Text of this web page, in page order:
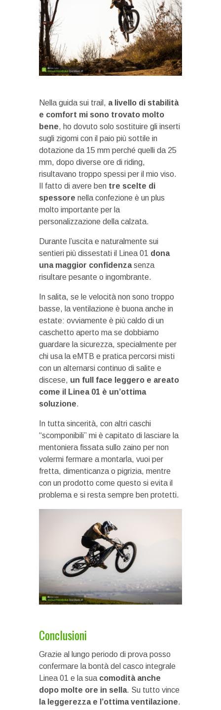
Nella guida sui trail, a livello di stabilità
e comfort mi sono trovato molto
bene, ho dovuto solo sostituire gli inserti
sugli zigomi con il paio più sottile in
dotazione da 15 mm perché quelli da 25
mm, dopo diverse ore di riding,
risultavano troppo spessi per il mio viso.
Il fatto di avere ben tre scelte di
spessore nella confezione è un plus
molto importante per la
personalizzazione della calzata.
Durante l’uscita e naturalmente sui
sentieri più dissestati il Linea 01 dona
una maggior confidenzasenza
risultare pesante o ingombrante.
In salita, se le velocità non sono troppo
basse, la ventilazione è buona anche in
estate: ovviamente è più caldo di un
caschetto aperto ma se dobbiamo
guardare la sicurezza, specialmente per
chi usa la eMTB e pratica percorsi misti
con un alternarsi continuo di salite e
discese, un full face leggero e areato
come il Linea 01 è un’ottima
soluzione.
In tutta sincerità, con altri caschi
“scomponibili” mi è capitato di lasciare la
mentoniera fissata sullo zaino per non
volermi fermare a montarla, vuoi per
fretta, dimenticanza o pigrizia, mentre
con un prodotto come questo si evita il
problema e si resta sempre ben protetti.
Conclusioni
Grazie al lungo periodo di prova posso
confermare la bontà del casco integrale
Linea 01 e la sua comodità anche
dopo molte ore in sella. Su tutto vince
la leggerezza e l’ottima ventilazione.